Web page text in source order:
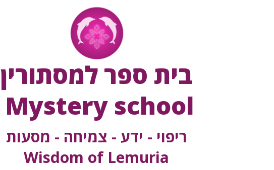
בית ספר למסתורין
Mystery school
ריפוי - ידע - צמיחה - מסעות
Wisdom of Lemuria